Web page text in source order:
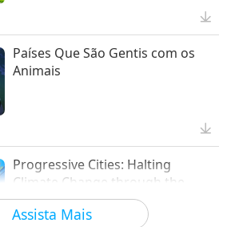
Assista Mais
Países Que São Gentis com os
Animais
Progressive Cities: Halting
Climate Change through the
Plant Based Treaty, Part 1 of 2